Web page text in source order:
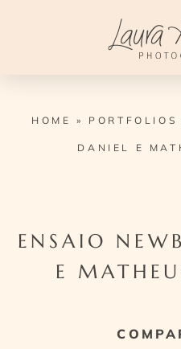
HOME » PORTFOLIOS
DANIEL E
ENSAIO
E